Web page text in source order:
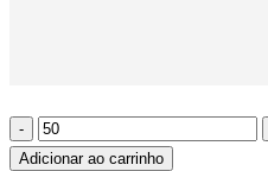
-
Adicionar ao carrinho